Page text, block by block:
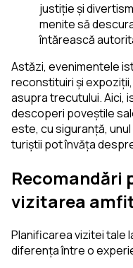
justiție și
menite să
întărească
Astăzi, evenimentele
reconstituiri și
asupra trecutului. Aici,
descoperi poveștile
este, cu siguranță,
turiștii pot învăța
Recomandări
vizitarea
Planificarea vizitei tale
diferența între o